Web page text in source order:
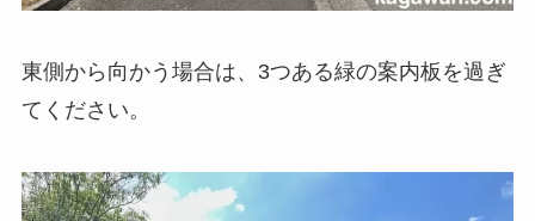
東側から向かう場合は、3つある緑の案内板を過ぎ
てください。